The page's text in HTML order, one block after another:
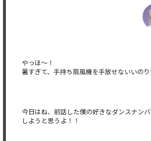
やっほ〜！
暑すぎて、手持ち扇風機を手放せないいのり
今日はね、前話した僕の好きなダンスナン
しようと思うよ！！